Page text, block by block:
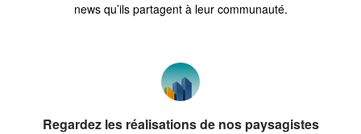
news qu’ils partagent à leur communauté.
Regardez les réalisations de nos paysagistes